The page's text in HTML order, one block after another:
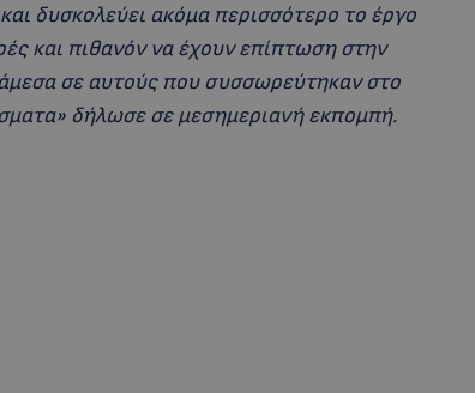
δυσκολεύει ακόμα περισσότερο το έργο
και πιθανόν να έχουν επίπτωση στην
σε αυτούς που συσσωρεύτηκαν στο
δήλωσε σε μεσημεριανή εκπομπή.